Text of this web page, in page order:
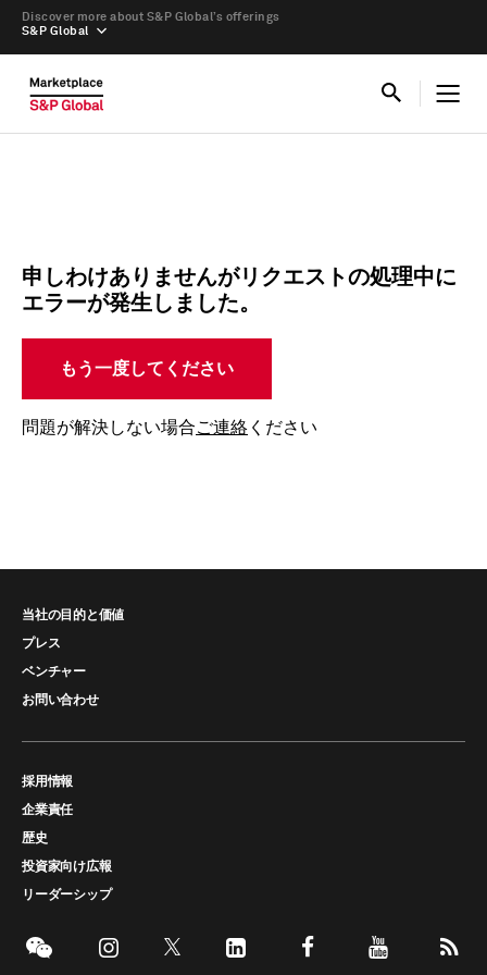
S&P Global
Discover more about S&P Global’s offerings
申しわけありませんがリクエストの処理中に
エラーが発生しました。
もう一度してください
問題が解決しない場合ご連絡 ください
当社の目的と価値
プレス
ベンチャー
お問い合わせ
採用情報
企業責任
歴史
投資家向け広報
リーダーシップ